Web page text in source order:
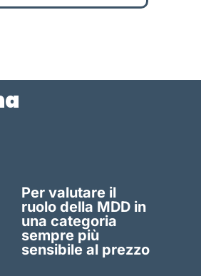
Per valutare il
ruolo della MDD in
una categoria
sempre più
sensibile al prezzo